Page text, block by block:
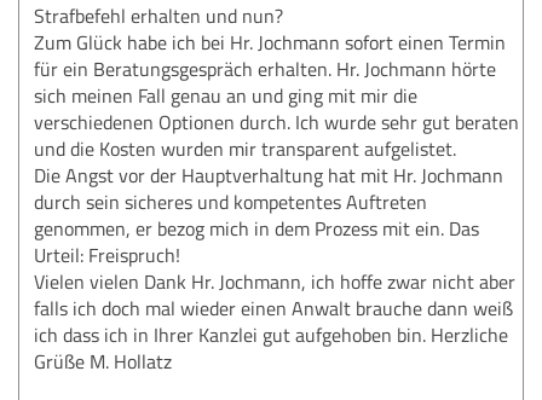
Strafbefehl erhalten und nun?
Zum Glück habe ich bei Hr. Jochmann sofort einen Termin
für ein Beratungsgespräch erhalten. Hr. Jochmann hörte
sich meinen Fall genau an und ging mit mir die
verschiedenen Optionen durch. Ich wurde sehr gut beraten
und die Kosten wurden mir transparent aufgelistet.
Die Angst vor der Hauptverhaltung hat mit Hr. Jochmann
durch sein sicheres und kompetentes Auftreten
genommen, er bezog mich in dem Prozess mit ein. Das
Urteil: Freispruch!
Vielen vielen Dank Hr. Jochmann, ich hoffe zwar nicht aber
falls ich doch mal wieder einen Anwalt brauche dann weiß
ich dass ich in Ihrer Kanzlei gut aufgehoben bin. Herzliche
Grüße M. Hollatz